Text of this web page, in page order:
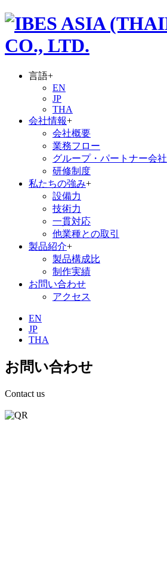
言語+
EN
JP
THA
会社情報+
会社概要
業務フロー
グループ・パートナー会社
研修制度
私たちの強み+
設備力
技術力
一貫対応
他業種との取引
製品紹介+
製品構成比
制作実績
お問い合わせ
アクセス
EN
JP
THA
お問い合わせ
Contact us